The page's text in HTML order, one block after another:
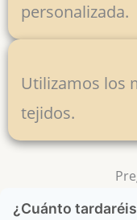
personalizada.
Utilizamos los
tejidos.
¿Cuánto